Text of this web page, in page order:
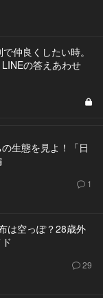
仲良くしたい時。
の答えあわせ
生態を見よ！「日
1
は空っぽ？28歳外
29